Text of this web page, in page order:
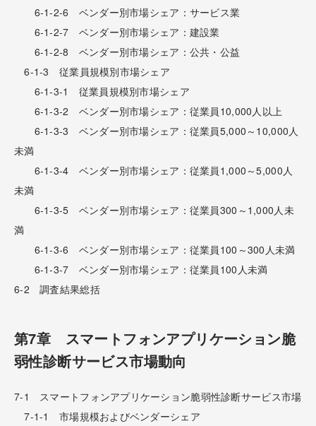
6-1-2-6 ベンダー別市場シェア：サービス業
6-1-2-7 ベンダー別市場シェア：建設業
6-1-2-8 ベンダー別市場シェア：公共・公益
6-1-3 従業員規模別市場シェア
6-1-3-1 従業員規模別市場シェア
6-1-3-2 ベンダー別市場シェア：従業員10,000人以上
6-1-3-3 ベンダー別市場シェア：従業員5,000～10,000人
未満
6-1-3-4 ベンダー別市場シェア：従業員1,000～5,000人
未満
6-1-3-5 ベンダー別市場シェア：従業員300～1,000人未
満
6-1-3-6 ベンダー別市場シェア：従業員100～300人未満
6-1-3-7 ベンダー別市場シェア：従業員100人未満
6-2 調査結果総括
第7章 スマートフォンアプリケーション脆
弱性診断サービス市場動向
7-1 スマートフォンアプリケーション脆弱性診断サービス市場
7-1-1 市場規模およびベンダーシェア